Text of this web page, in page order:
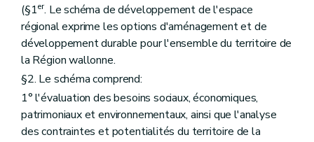
Art. 325
Art. 326
Art. 327
Sous-section 2 Des demandes ne nécessitant pas l'avis conforme du fonctionnaire délégué
Art. 328
Sous-section 3
Art. 329
Chapitre XI (Des demandes de permis d'urbanisme, de permis de lotir et de certificats d'urbanisme soumises à une enquête publique et des modalités de ces enquêtes publiques
Section première Des demandes de permis d'urbanisme, de permis de lotir et de certificats d'urbanisme soumises à une enquête publique
Art. 330
(§1er. Le schéma de développement de l'espace
régional exprime les options d'aménagement et de
développement durable pour l'ensemble du territoire de
la Région wallonne.
§2. Le schéma comprend:
1° l'évaluation des besoins sociaux, économiques,
patrimoniaux et environnementaux, ainsi que l'analyse
des contraintes et potentialités du territoire de la